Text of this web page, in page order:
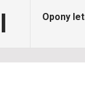
Opony